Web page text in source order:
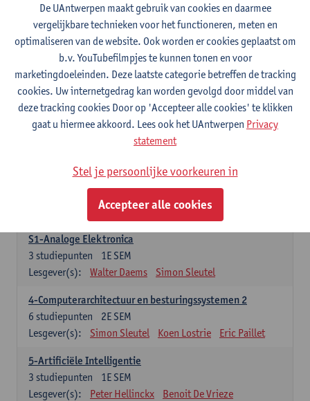
Lesgever(s):
Maarten Weyn
Rafael Berkvens
Rreze Halili
6-Digital Signal Processing
2E SEM
3studiepunten
Lesgever(s):
Walter Daems
Specifiek deel A - PBa Toegepaste Informatica
1-Basis digitale elektronica 1
studiepunten
Koen Lostrie
S1-Analoge Elektronica
1E SEM
3 studiepunten
Lesgever(s):
Walter Daems Simon Sleutel
4-Computerarchitectuur en besturingssystemen 2
2E SEM
6 studiepunten
Lesgever(s):
Simon Sleutel Koen Lostrie Eric Paillet
5-Artificiële Intelligentie
1E SEM
3 studiepunten
Lesgever(s):
Peter Hellinckx
Benoit De Vrieze
De UAntwerpen maakt gebruik van cookies en daarmee
vergelijkbare technieken voor het functioneren, meten en
optimaliseren van de website. Ook worden er cookies geplaatst om
b.v. YouTubefilmpjes te kunnen tonen en voor
marketingdoeleinden. Deze laatste categorie betreffen de tracking
cookies. Uw internetgedrag kan worden gevolgd door middel van
deze tracking cookies Door op 'Accepteer alle cookies' te klikken
gaat u hiermee akkoord. Lees ook het UAntwerpen Privacy
statement
Stel je persoonlijke voorkeuren in
Accepteer alle cookies